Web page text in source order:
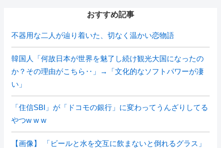
おすすめ記事
不器用な二人が辿り着いた、切なく温かい恋物語
韓国人「何故日本が世界を魅了し続け観光大国になったの
か？その理由がこちら‥」→「文化的なソフトパワーが凄
い」
「住信SBI」が「ドコモの銀行」に変わってうんざりしてる
やつw w w
【画像】 「ビールと水を交互に飲まないと倒れるグラス」